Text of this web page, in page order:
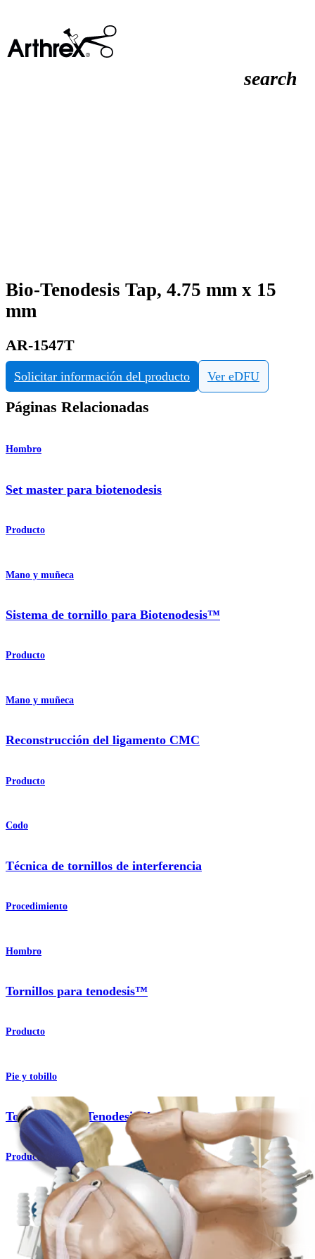
search
Bio-Tenodesis Tap, 4.75 mm x 15
mm
AR-1547T
Solicitar información del producto Ver eDFU
Páginas Relacionadas
Hombro
Set master para biotenodesis
Producto
Mano y muñeca
Sistema de tornillo para Biotenodesis™
Producto
Mano y muñeca
Reconstrucción del ligamento CMC
Producto
Codo
Técnica de tornillos de interferencia
Procedimiento
Hombro
Tornillos para tenodesis™
Producto
Pie y tobillo
Tornillos para Tenodesis™
Producto
Codo
Tornillos para tenodesis™